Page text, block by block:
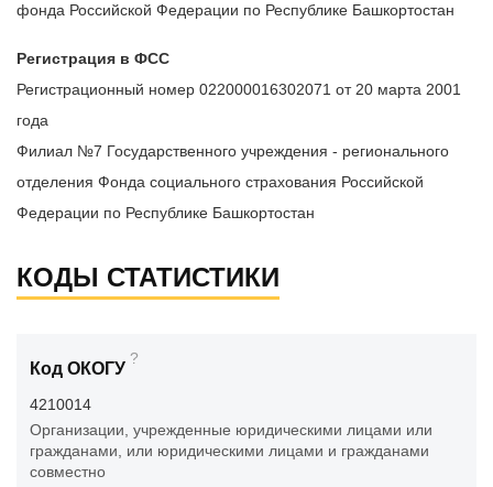
фонда Российской Федерации по Республике Башкортостан
Регистрация в ФСС
Регистрационный номер 022000016302071 от 20 марта 2001
года
Филиал №7 Государственного учреждения - регионального
отделения Фонда социального страхования Российской
Федерации по Республике Башкортостан
КОДЫ СТАТИСТИКИ
Код ОКОГУ
?
4210014
Организации, учрежденные юридическими лицами или
гражданами, или юридическими лицами и гражданами
совместно